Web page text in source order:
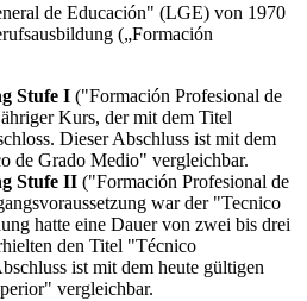
de Educación" (LGE) von 1970
(„Formación
Stufe I ("Formación Profesional de
Kurs, der mit dem Titel
Dieser Abschluss ist mit dem
de Grado Medio" vergleichbar.
Stufe II ("Formación Profesional de
war der "Tecnico
hatte eine Dauer von zwei bis drei
den Titel "Técnico
ist mit dem heute gültigen
vergleichbar.